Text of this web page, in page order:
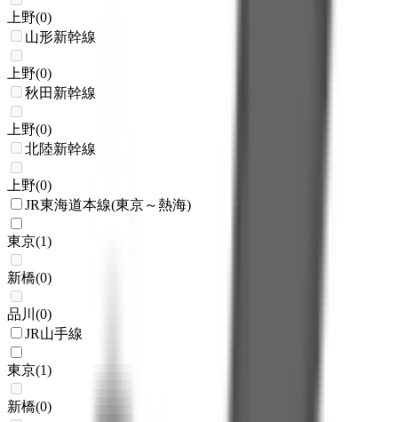
上野(0)
山形新幹線
上野(0)
秋田新幹線
上野(0)
北陸新幹線
上野(0)
JR東海道本線(東京～熱海)
東京(1)
新橋(0)
品川 (0)
JR山手線
東京(1)
新橋(0)